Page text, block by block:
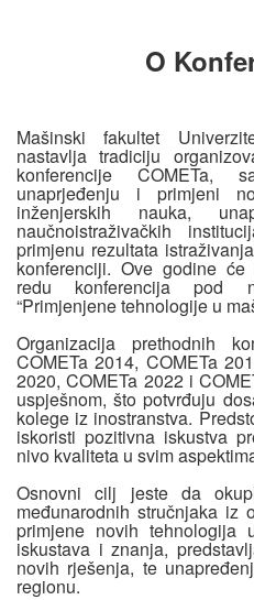
O
Mašinski fakultet
nastavlja tradiciju
konferencije
unaprjeđenju i primjeni
inženjerskih nauka,
naučnoistraživačkih
primjenu rezultata
konferenciji. Ove godine
redu konferencija pod
“Primjenjene tehnologije u
Organizacija prethodnih
COMETa 2014, COMETa
2020, COMETa 2022 i
uspješnom, što potvrđuju
kolege iz inostranstva.
iskoristi pozitivna iskustva
nivo kvaliteta u svim
Osnovni cilj jeste da
međunarodnih stručnjaka iz
primjene novih tehnologija
iskustava i znanja,
novih rješenja, te
regionu.